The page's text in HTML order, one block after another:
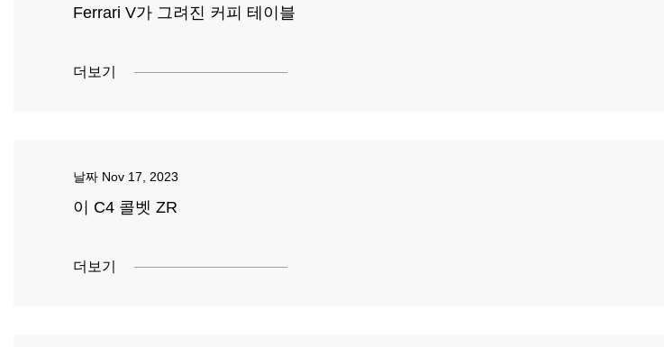
Ferrari V가 그려진 커피 테이블
더보기
날짜 Nov 17, 2023
이 C4 콜벳 ZR
더보기